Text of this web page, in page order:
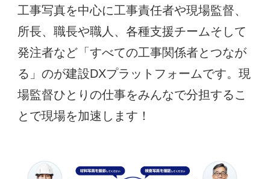
工事写真を中心に工事責任者や現場監督、
所長、職長や職人、各種支援チームそして
発注者など「すべての工事関係者とつなが
る」のが建設DXプラットフォームです。現
場監督ひとりの仕事をみんなで分担するこ
とで現場を加速します！